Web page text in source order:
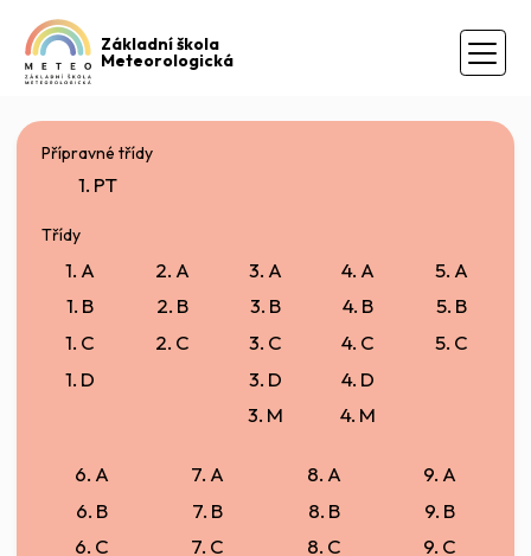
Základní škola
Meteorologická
Přípravné třídy
1. PT
Třídy
1. A
1. B
1. C
1. D
2. A
2. B
2. C
3. A
3. B
3. C
3. D
3. M
4. A
4. B
4. C
4. D
4. M
5. A
5. B
5. C
6. A
6. B
6. C
7. A
7. B
7. C
8. A
8. B
8. C
9. A
9. B
9. C